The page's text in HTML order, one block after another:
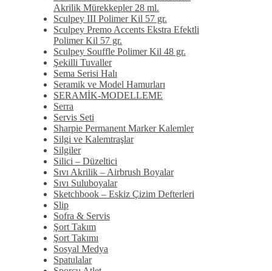
Akrilik Mürekkepler 28 ml.
Sculpey III Polimer Kil 57 gr.
Sculpey Premo Accents Ekstra Efektli
Polimer Kil 57 gr.
Sculpey Souffle Polimer Kil 48 gr.
Şekilli Tuvaller
Sema Serisi Halı
Seramik ve Model Hamurları
SERAMİK-MODELLEME
Serra
Servis Seti
Sharpie Permanent Marker Kalemler
Silgi ve Kalemtraşlar
Silgiler
Silici – Düzeltici
Sıvı Akrilik – Airbrush Boyalar
Sıvı Suluboyalar
Sketchbook – Eskiz Çizim Defterleri
Slip
Sofra & Servis
Şort Takım
Şort Takımı
Sosyal Medya
Spatulalar